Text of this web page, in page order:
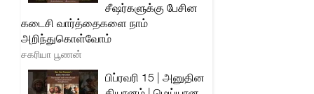
சீஷர்களுக்கு பேசின
கடைசி வார்த்தைகளை நாம்
அறிந்துகொள்வோம்
சகரியா பூணன்
பிப்ரவரி 15 | அனுதின